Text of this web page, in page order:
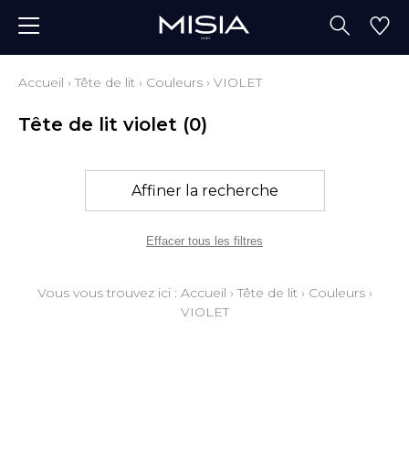
Accueil ›Tête de lit › Couleurs › VIOLET
Tête de lit violet (0)
Affiner la recherche
Effacer tous les filtres
Vous vous trouvez ici : Accueil ›Tête de lit› Couleurs›
VIOLET